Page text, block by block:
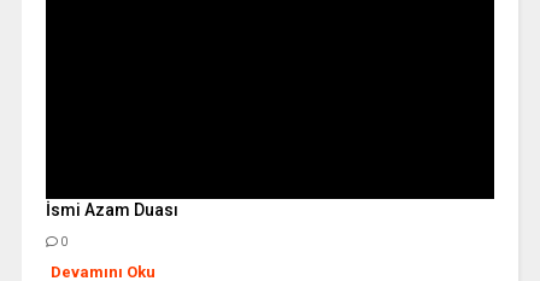
İsmi Azam Duası
0
Devamını Oku